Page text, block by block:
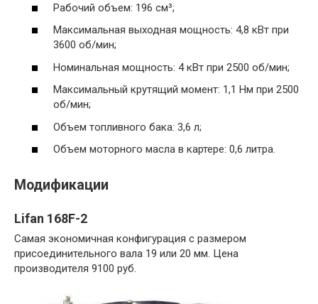
Рабочий объем: 196 см³;
Максимальная выходная мощность: 4,8 кВт при
3600 об/мин;
Номинальная мощность: 4 кВт при 2500 об/мин;
Максимальный крутящий момент: 1,1 Нм при 2500
об/мин;
Объем топливного бака: 3,6 л;
Объем моторного масла в картере: 0,6 литра.
Модификации
Lifan 168F-2
Самая экономичная конфигурация с размером
присоединительного вала 19 или 20 мм. Цена
производителя 9100 руб.